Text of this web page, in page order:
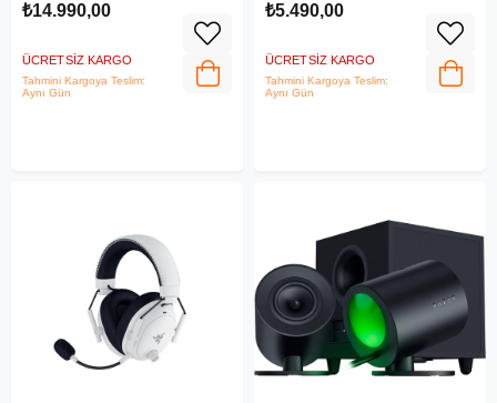
₺14.990,00
ÜCRETSIZ KARGO
Tahmini Kargoya Teslim:
Aynı Gün
₺5.490,00
ÜCRETSIZ KARGO
Tahmini Kargoya Teslim:
Aynı Gün